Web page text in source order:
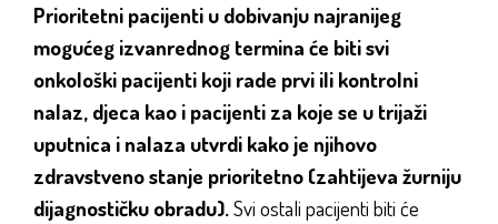
Prioritetni pacijenti u dobivanju najranijeg
mogućeg izvanrednog termina će biti svi
onkološki pacijenti koji rade prvi ili kontrolni
nalaz, djeca kao i pacijenti za koje se u trijaži
uputnica i nalaza utvrdi kako je njihovo
zdravstveno stanje prioritetno (zahtijeva žurniju
dijagnostičku obradu).Svi ostali pacijenti biti će